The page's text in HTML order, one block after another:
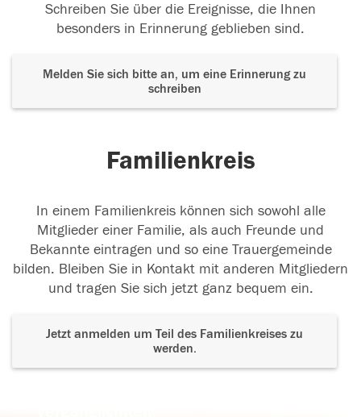
Schreiben Sie über die Ereignisse, die Ihnen
besonders in Erinnerung geblieben sind.
Melden Sie sich bitte an, um eine Erinnerung zu
schreiben
Familienkreis
In einem Familienkreis können sich sowohl alle
Mitglieder einer Familie, als auch Freunde und
Bekannte eintragen und so eine Trauergemeinde
bilden. Bleiben Sie in Kontakt mit anderen Mitgliedern
und tragen Sie sich jetzt ganz bequem ein.
Jetzt anmelden um Teil des Familienkreises zu
werden.